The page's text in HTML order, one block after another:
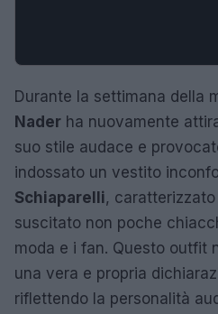
Durante la settimana della
Nader ha nuovamente
suo stile audace e
indossato un vestito
Schiaparelli,
suscitato non poche
moda e i fan. Questo outfit
una vera e propria
riflettendo la personalità